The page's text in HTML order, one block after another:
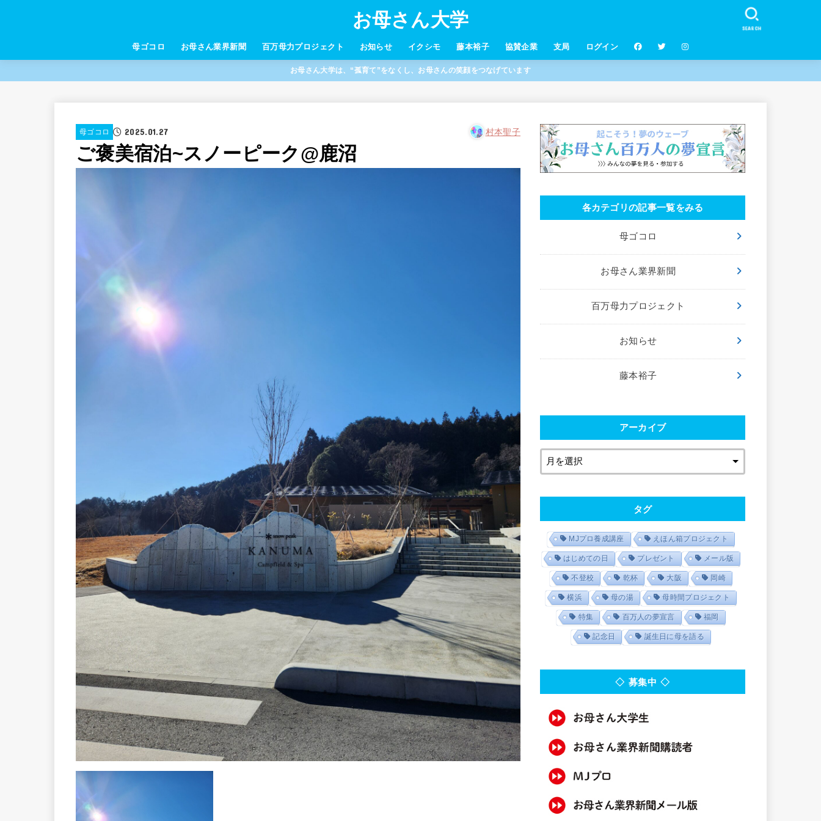
お母さん大学
母ゴコロ お母さん業界新聞 百万母力プロジェクト お知らせ イクシモ 藤本裕子 協賛企業 支局 ログイン
SEARCH
お母さん大学は、“孤育て”をなくし、お母さんの笑顔をつなげています
母ゴコロ 2025.01.27 村本聖子
ご褒美宿泊~スノーピーク@鹿沼
各カテゴリの記事一覧をみる
母ゴコロ
お母さん業界新聞
百万母力プロジェクト
お知らせ
藤本裕子
アーカイブ
タグ
MJプロ養成講座 えほん箱プロジェクト
はじめての日 プレゼント メール版
不登校 乾杯 大阪 岡崎
横浜 母の湯 母時間プロジェクト
特集 百万人の夢宣言 福岡
記念日 誕生日に母を語る
◇ 募集中 ◇